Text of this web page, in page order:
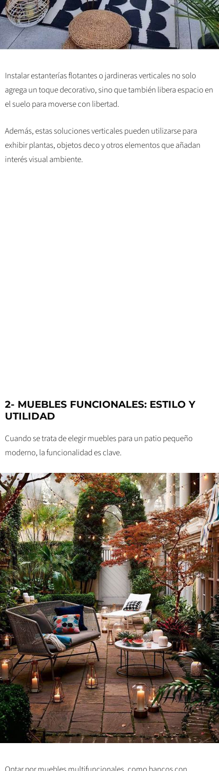
Instalar estanterías flotantes o jardineras verticales no solo
agrega un toque decorativo, sino que también libera espacio en
el suelo para moverse con libertad.
Además, estas soluciones verticales pueden utilizarse para
exhibir plantas, objetos deco y otros elementos que añadan
interés visual ambiente.
2- MUEBLES FUNCIONALES: ESTILO Y
UTILIDAD
Cuando se trata de elegir muebles para un patio pequeño
moderno, la funcionalidad es clave.